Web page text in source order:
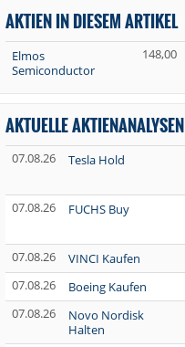
AKTIEN IN DIESEM ARTIKEL
Elmos
Semiconductor
148,00
AKTUELLE AKTIENANALYSEN
07.08.26 Tesla Hold
07.08.26
FUCHS Buy
07.08.26
VINCI Kaufen
07.08.26
Boeing Kaufen
07.08.26
Novo Nordisk
Halten